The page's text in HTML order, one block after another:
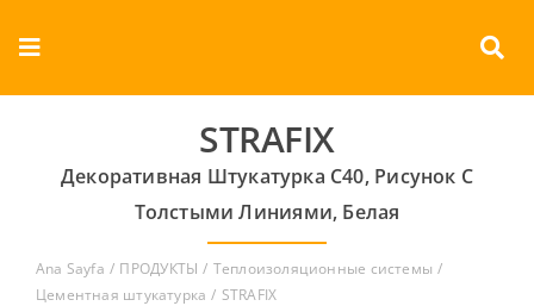
Toggle
Navigation
О КОМПАНИИ
продукты
документы
STRAFIX
Декоративная Штукатурка C40, Рисунок С
Толстыми Линиями, Белая
Ana Sayfa ПРОДУКТЫ
Теплоизоляционные системы
Цементная штукатурка
STRAFIX